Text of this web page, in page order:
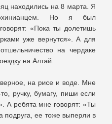
находились на 8 марта. Я
Но я был
«Пока ты долетишь
уже вернутся». А для
на чердаке
на Алтай.
на рисе и воде. Мне
ручку, бумагу, пиши если
А ребята мне говорят: «Ты
ее тоже выперли в